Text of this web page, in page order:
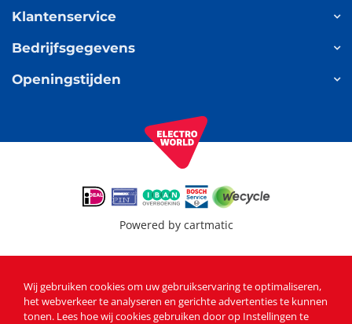
Klantenservice
Bedrijfsgegevens
Openingstijden
Powered by cartmatic
Wij gebruiken cookies om uw gebruikservaring te optimaliseren,
het webverkeer te analyseren en gerichte advertenties te kunnen
tonen. Lees hoe wij cookies gebruiken door op Instellingen te